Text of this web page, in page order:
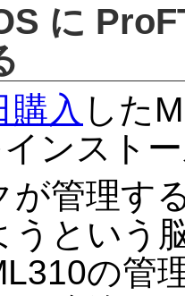
に
購入 した
ンスト
管理す
うという
の管